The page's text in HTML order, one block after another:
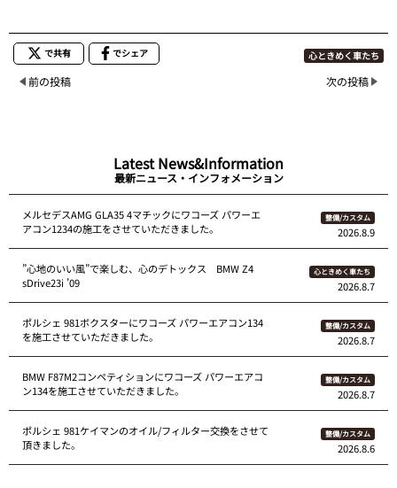
で共有 でシェア 心ときめく車たち
前の投稿 次の投稿
Latest News&Information
最新ニュース・インフォメーション
メルセデスAMG GLA35 4マチックにワコーズ パワーエ
アコン1234の施工をさせていただきました。
整備/カスタム
2026.8.9
”心地のいい風”で楽しむ、心のデトックス BMW Z4
sDrive23i ’09
心ときめく車たち
2026.8.7
ポルシェ 981ボクスターにワコーズ パワーエアコン134
を施工させていただきました。
整備/カスタム
2026.8.7
BMW F87M2コンペティションにワコーズ パワーエアコ
ン134を施工させていただきました。
整備/カスタム
2026.8.7
ポルシェ 981ケイマンのオイル/フィルター交換をさせて
頂きました。
整備/カスタム
2026.8.6